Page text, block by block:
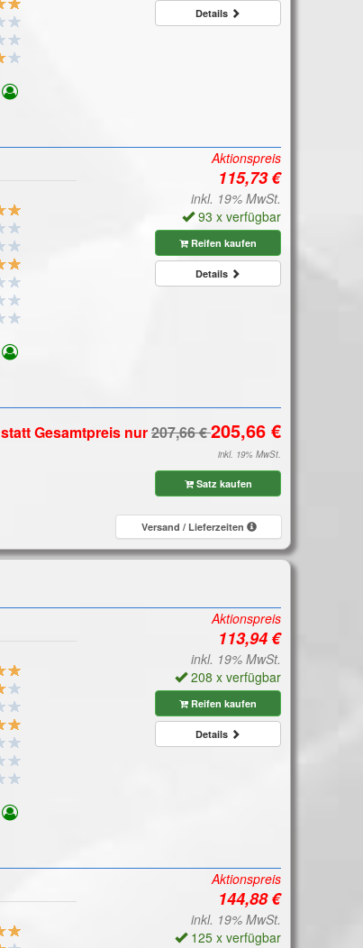
Details
Aktionspreis
inkl. 19% MwSt.
93 x verfügbar
Reifen kaufen
Details
statt Gesamtpreis nur
inkl. 19% MwSt.
Satz kaufen
Versand / Lieferzeiten
Aktionspreis
inkl. 19% MwSt.
208 x verfügbar
Reifen kaufen
Details
Aktionspreis
inkl. 19% MwSt.
125 x verfügbar